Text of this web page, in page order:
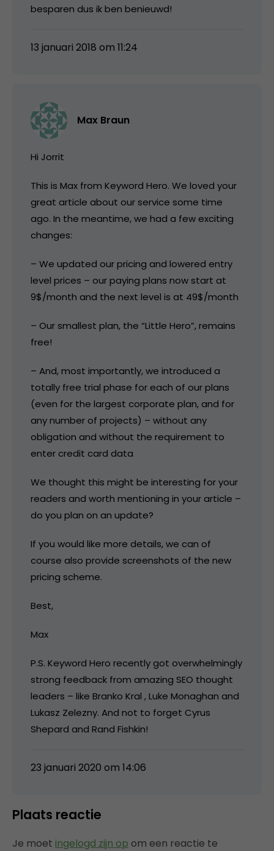
besparen dus ik ben benieuwd!
13 januari 2018 om 11:24
Max Braun
Hi Jorrit
This is Max from Keyword Hero. We loved your
great article about our service some time
ago. In the meantime, we had a few exciting
changes:
– We updated our pricing and lowered entry
level prices – our paying plans now start at
9$/month and the next level is at 49$/month
– Our smallest plan, the “Little Hero”, remains
free!
– And, most importantly, we introduced a
totally free trial phase for each of our plans
(even for the largest corporate plan, and for
any number of projects) – without any
obligation and without the requirement to
enter credit card data
We thought this might be interesting for your
readers and worth mentioning in your article –
do you plan on an update?
If you would like more details, we can of
course also provide screenshots of the new
pricing scheme.
Best,
Max
P.S. Keyword Hero recently got overwhelmingly
strong feedback from amazing SEO thought
leaders – like Branko Kral , Luke Monaghan and
Lukasz Zelezny. And not to forget Cyrus
Shepard and Rand Fishkin!
23 januari 2020 om 14:06
Plaats reactie
Je moet ingelogd zijn op om een reactie te